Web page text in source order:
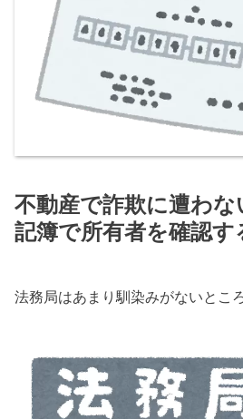
不動産で詐欺に遭わ
記簿で所有者を確認
法務局はあまり馴染みがないとこ